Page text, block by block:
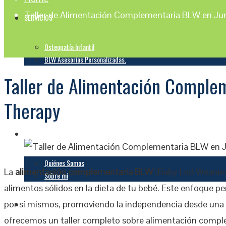
SERVICIOS
Osteopatía Infantil
BLW Asesorías Personalizadas.
TALLERES
Quiénes Somos
Sobre mi
CONTACTO
Taller de Alimentación Complementaria BLW en
Taller de Alimentación
Therapy
La alimentación complementaria BLW (Baby Led
alimentos sólidos en la dieta de tu bebé. Este enfoque
por sí mismos, promoviendo la independencia desde
ofrecemos un taller completo sobre alimentación